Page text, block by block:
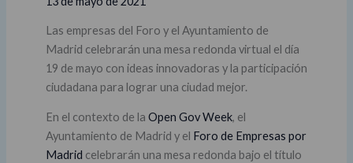
Las empresas del Foro y el Ayuntamiento de
Madrid celebrarán una mesa redonda virtual el día
19 de mayo con ideas innovadoras y la participación
ciudadana para lograr una ciudad mejor.
En el contexto de la Open Gov Week, el
Ayuntamiento de Madrid y el Foro de Empresas por
Madrid celebrarán una mesa redonda bajo el título